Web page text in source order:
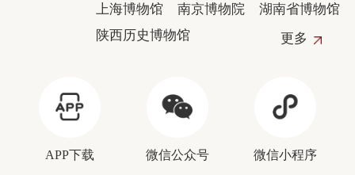
上海博物馆
南京博物院
湖南省博物馆
陕西历史博物馆
更多
APP下载 微信公众号 微信小程序